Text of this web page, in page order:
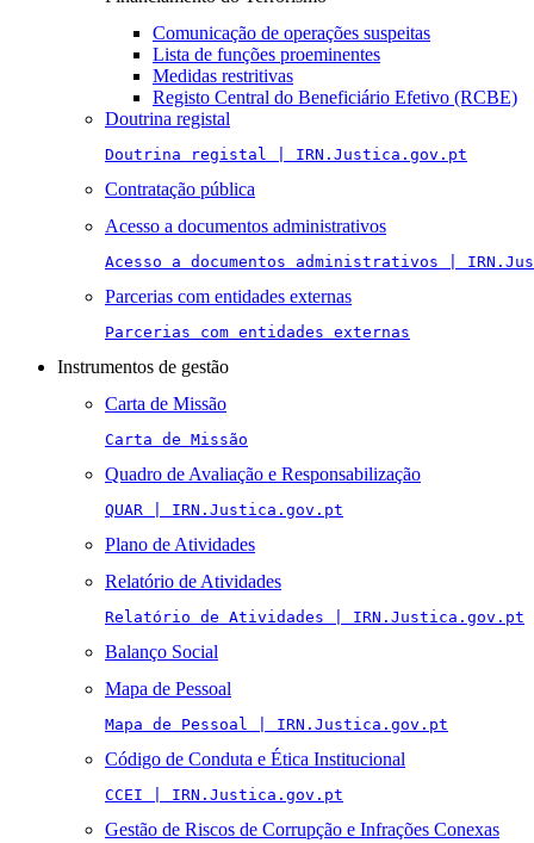
Comunicação de operações suspeitas
Lista de funções proeminentes
Medidas restritivas
Registo Central do Beneficiário Efetivo (RCBE)
Doutrina registal
Doutrina registal | IRN.Justica.gov.pt
Contratação pública
Acesso a documentos administrativos
Acesso a documentos administrativos |
Parcerias com entidades externas
Parcerias com entidades externas
Instrumentos de gestão
Carta de Missão
Carta de Missão
Quadro de Avaliação e Responsabilização
QUAR | IRN.Justica.gov.pt
Plano de Atividades
Relatório de Atividades
Relatório de Atividades | IRN.Justica.gov.pt
Balanço Social
Mapa de Pessoal
Mapa de Pessoal | IRN.Justica.gov.pt
Código de Conduta e Ética Institucional
CCEI | IRN.Justica.gov.pt
Gestão de Riscos de Corrupção e Infrações Conexas